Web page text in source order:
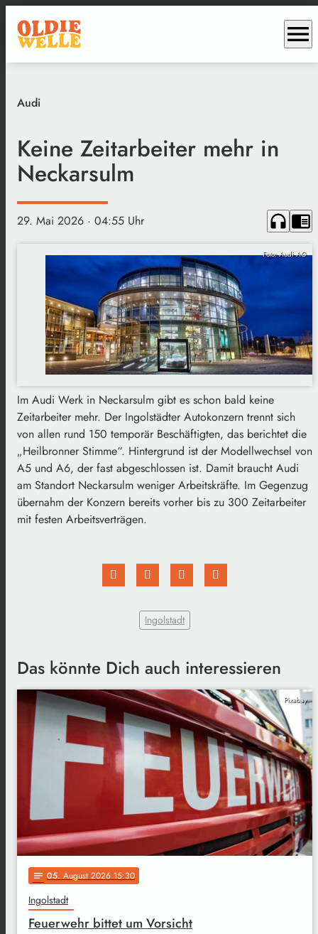
menu
Audi
Keine Zeitarbeiter mehr in
Neckarsulm
29. Mai 2026 · 04:55 Uhr headphones chrome_reader_mode
Foto: Audi AG
Im Audi Werk in Neckarsulm gibt es schon bald keine
Zeitarbeiter mehr. Der Ingolstädter Autokonzern trennt sich
von allen rund 150 temporär Beschäftigten, das berichtet die
„Heilbronner Stimme“. Hintergrund ist der Modellwechsel von
A5 und A6, der fast abgeschlossen ist. Damit braucht Audi
am Standort Neckarsulm weniger Arbeitskräfte. Im Gegenzug
übernahm der Konzern bereits vorher bis zu 300 Zeitarbeiter
mit festen Arbeitsverträgen.
Ingolstadt
Das könnte Dich auch interessieren
Pixabay
notes 05. August 2026 15:30
Ingolstadt
Feuerwehr bittet um Vorsicht